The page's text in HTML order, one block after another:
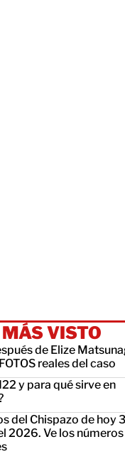
MÁS VISTO
de Elize
reales del caso
y para qué sirve en
del Chispazo de hoy
2026. Ve los números